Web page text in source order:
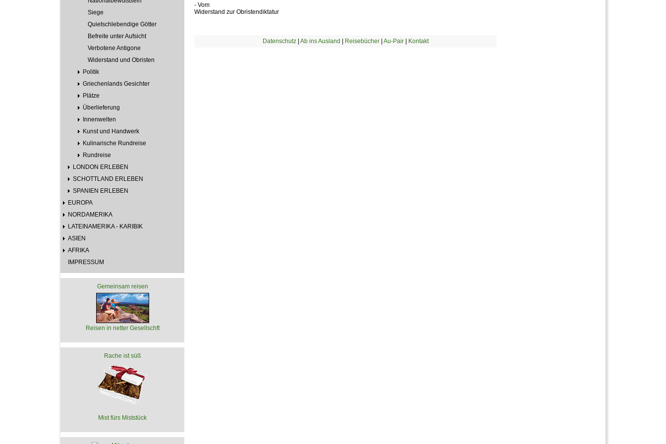
Siege
Quietschlebendige Götter
Befreite unter Aufsicht
Verbotene Antigone
Widerstand und Obristen
Politik
Griechenlands Gesichter
Plätze
Überlieferung
Innenwelten
Kunst und Handwerk
Kulinarische Rundreise
Rundreise
LONDON ERLEBEN
SCHOTTLAND ERLEBEN
SPANIEN ERLEBEN
EUROPA
NORDAMERIKA
LATEINAMERIKA - KARIBIK
ASIEN
AFRIKA
IMPRESSUM
Gemeinsam reisen
Reisen in netter Gesellschft
Rache ist süß
Mist fürs Miststück
- Vom
Widerstand zur Obristendiktatur
Datenschutz| Ab ins Ausland Reisebücher| Au-Pair| Kontakt